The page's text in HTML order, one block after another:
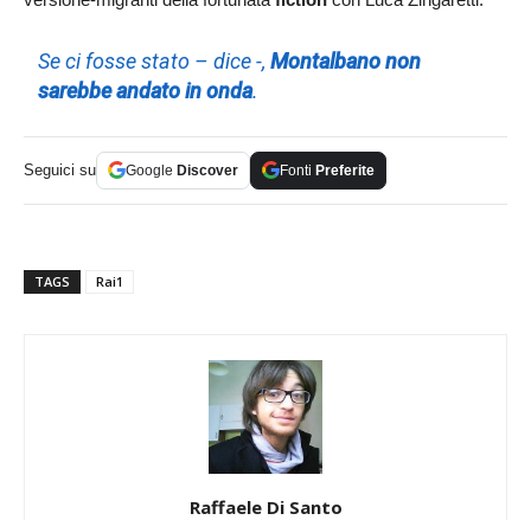
Se ci fosse stato – dice -,Montalbano non
sarebbe andato in onda.
Seguici su Google Discover Fonti Preferite
TAGS Rai1
Raffaele Di Santo